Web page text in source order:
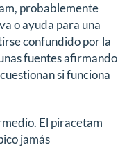
probablemente
o ayuda para una
confundido por la
fuentes afirmando
si funciona
El piracetam
jamás